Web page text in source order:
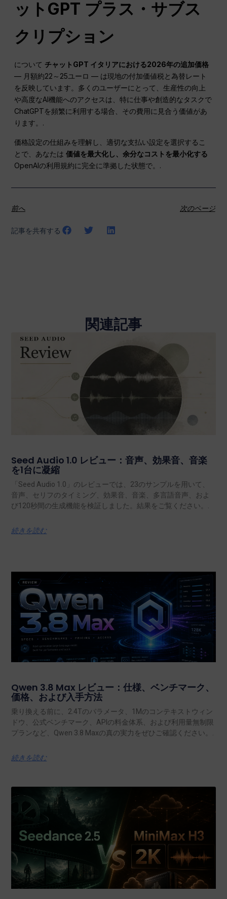
ットGPT プラス・サブス
クリプション
について チャットGPT イタリアにおける2026年の追加価格
— 月額約22～25ユーロ — は現地の付加価値税と為替レート
を反映しています。多くのユーザーにとって、生産性の向上
や高度なAI機能へのアクセスは、特に仕事や創造的なタスクで
ChatGPTを頻繁に利用する場合、その費用に見合う価値があ
ります。.
価格設定の仕組みを理解し、適切な支払い設定を選択するこ
とで、あなたは価値を最大化し、余分なコストを最小化する
OpenAIの利用規約に完全に準拠した状態で。.
前へ 次のページ
記事を共有する
関連記事
Seed Audio 1.0 レビュー：音声、効果音、音楽
を1台に凝縮
「Seed Audio 1.0」のレビューでは、23のサンプルを用いて、
音声、セリフのタイミング、効果音、音楽、多言語音声、およ
び120秒間の生成機能を検証しました。結果をご覧ください。.
続きを読む
Qwen 3.8 Max レビュー：仕様、ベンチマーク、
価格、および入手方法
乗り換える前に、2.4Tのパラメータ、1Mのコンテキストウィン
ドウ、公式ベンチマーク、APIの料金体系、および利用量無制限
プランなど、Qwen 3.8 Maxの真の実力をぜひご確認ください。.
続きを読む